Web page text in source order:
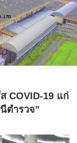
COVID-19 แก่
ตำรวจ”